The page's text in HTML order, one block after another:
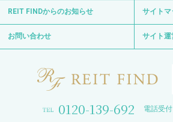
REIT FINDからのお知らせ サイトマ
お問い合わせ サイト運
0120-139-692 電話受付